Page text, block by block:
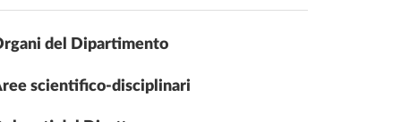
del Dipartimento
scientifico-disciplinari